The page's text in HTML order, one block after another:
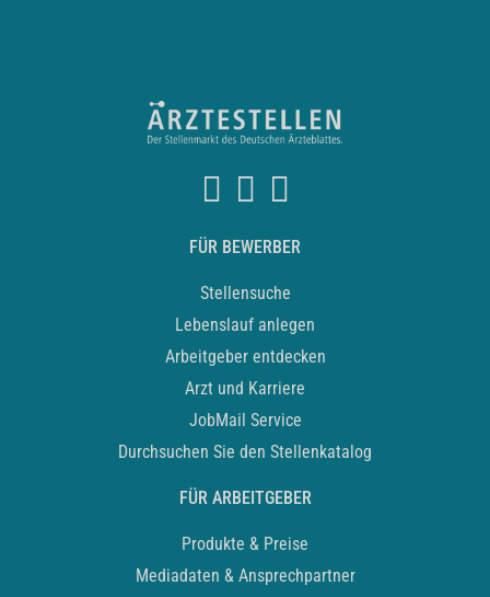
FÜR BEWERBER
Stellensuche
Lebenslauf anlegen
Arbeitgeber entdecken
Arzt und Karriere
JobMail Service
Durchsuchen Sie den Stellenkatalog
FÜR ARBEITGEBER
Produkte & Preise
Mediadaten & Ansprechpartner